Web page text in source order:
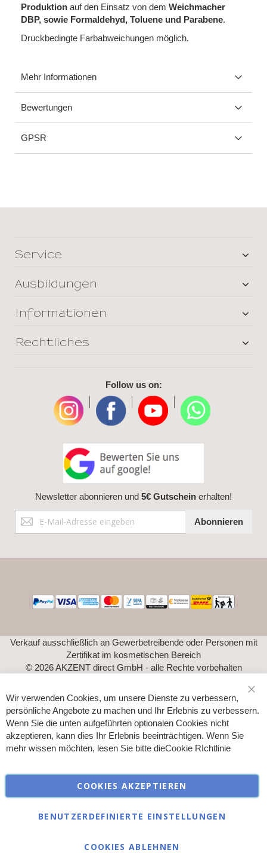
Produktion auf den Einsatz von dem Weichmacher
DBP, sowie Formaldehyd, Toluene und Parabene.
Druckbedingte Farbabweichungen möglich.
Mehr Informationen
Bewertungen
GPSR
Service
Ausbildungen
Informationen
Rechtliches
Follow us on:
Newsletter abonnieren und 5€ Gutschein erhalten!
Anmeldung
zum
Abonnieren
Verkauf ausschließlich an Gewerbetreibende oder Personen mit
Zertifikat im kosmetischen Bereich
© 2026 AKZENT direct GmbH - alle Rechte vorbehalten
Wir verwenden Cookies, um unsere Dienste zu verbessern,
persönliche Angebote zu machen und Ihr Erlebnis zu verbessern.
Wenn Sie die unten aufgeführten optionalen Cookies nicht
akzeptieren, kann dies Ihr Erlebnis beeinträchtigen. Wenn Sie
mehr wissen möchten, lesen Sie bitte dieCookie RIchtlinie
COOKIES AKZEPTIEREN
BENUTZERDEFINIERTE EINSTELLUNGEN
COOKIES ABLEHNEN